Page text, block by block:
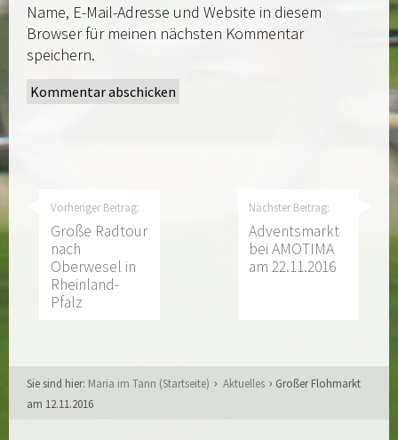
Name, E-Mail-Adresse und Website in diesem
Browser für meinen nächsten Kommentar
speichern.
Vorheriger Beitrag:
Große Radtour
nach
Oberwesel in
Rheinland-
Pfalz
Nächster Beitrag:
Adventsmarkt
bei AMOTIMA
am 22.11.2016
Sie sind hier: Maria im Tann (Startseite) Aktuelles
Großer Flohmarkt
am 12.11.2016